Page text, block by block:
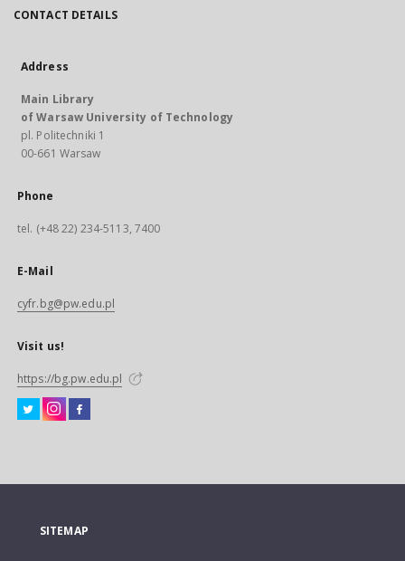
CONTACT DETAILS
Address
Main Library
of Warsaw University of Technology
pl. Politechniki 1
00-661 Warsaw
Phone
tel. (+48 22) 234-5113, 7400
E-Mail
cyfr.bg@pw.edu.pl
Visit us!
https://bg.pw.edu.pl
SITEMAP